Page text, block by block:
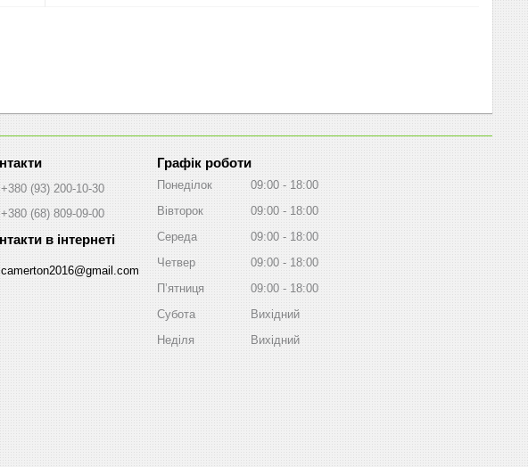
+380 (93) 200-10-30
+380 (68) 809-09-00
camerton2016@gmail.com
Графік роботи
Понеділок 09:00
18:00
Вівторок
09:00
18:00
Середа
09:00
18:00
Четвер
09:00
18:00
Пʼятниця
09:00
18:00
Субота
Вихідний
Неділя
Вихідний